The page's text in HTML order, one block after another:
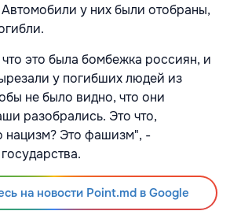
у них были отобраны,
это была бомбежка россиян, и
у погибших людей из
не было видно, что они
разобрались. Это что,
нацизм? Это фашизм", -
на новости Point.md в Google